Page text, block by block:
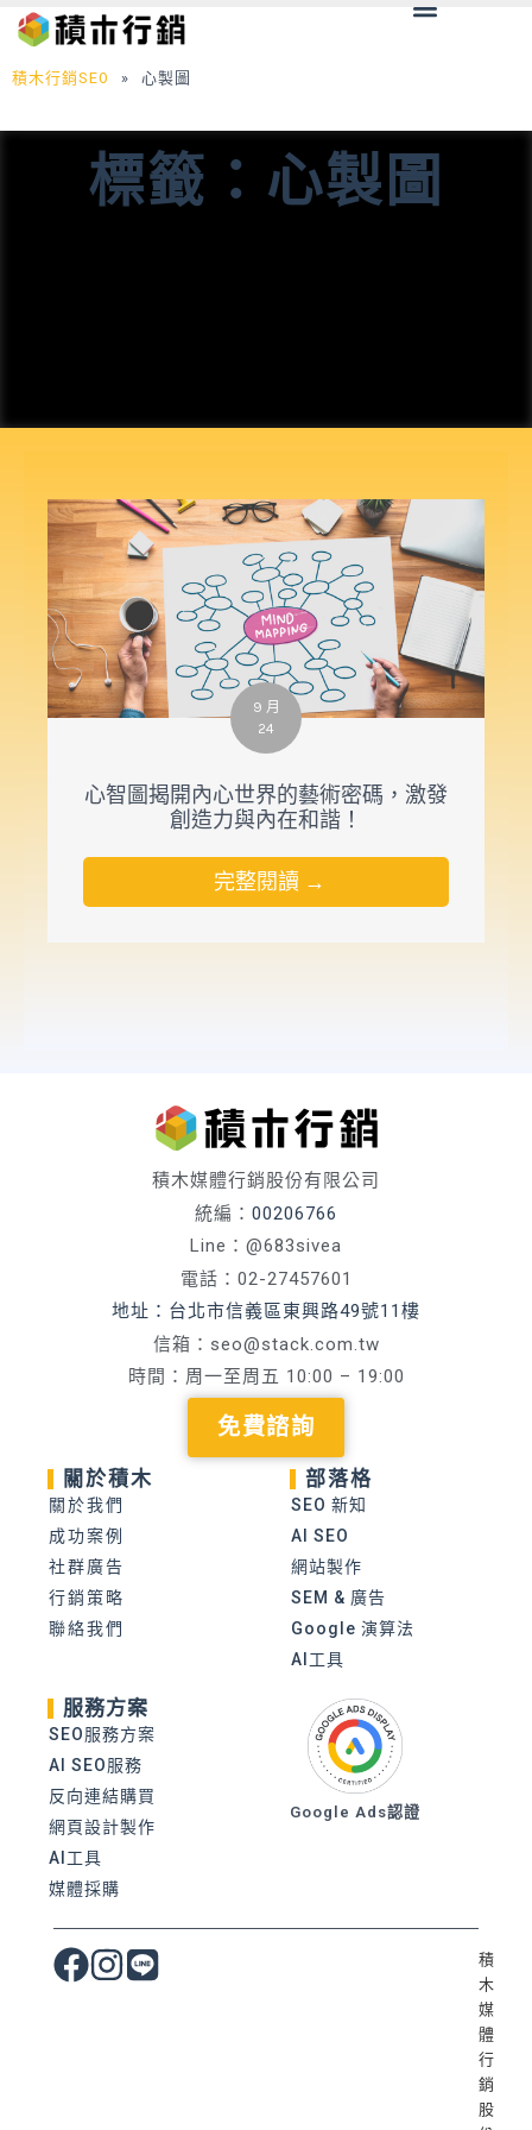
至
主
內
Menu
積木行銷SEO » 心製圖
標籤：心製圖
9 月
24
心智圖揭開內心世界的藝術密碼，激發
創造力與內在和諧！
完整閱讀 →
積木媒體行銷股份有限公司
統編： 00206766
Line：@683sivea
電話：02-27457601
地址：台北市信義區東興路49號11樓
信箱： seo@stack.com.tw
時間：周一至周五 10:00 – 19:00
免費諮詢
關於積木
關於我們
成功案例
社群廣告
行銷策略
聯絡我們
部落格
SEO 新知
AI SEO
網站製作
SEM & 廣告
Google 演算法
AI工具
服務方案
SEO服務方案
AI SEO服務
反向連結購買
網頁設計製作
AI工具
媒體採購
Google Ads認證
積
木
媒
體
行
銷
股